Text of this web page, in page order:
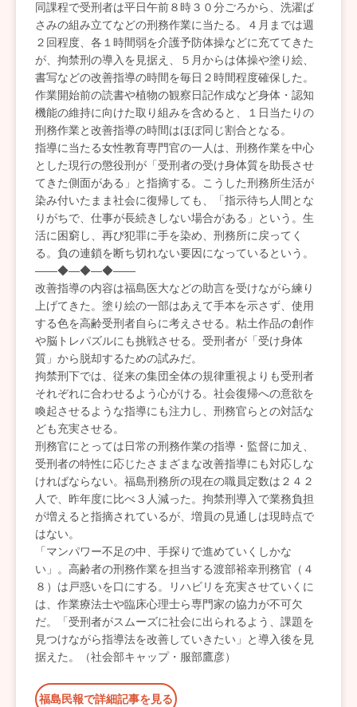
同課程で受刑者は平日午前８時３０分ごろから、洗濯ば
さみの組み立てなどの刑務作業に当たる。４月までは週
２回程度、各１時間弱を介護予防体操などに充ててきた
が、拘禁刑の導入を見据え、５月からは体操や塗り絵、
書写などの改善指導の時間を毎日２時間程度確保した。
作業開始前の読書や植物の観察日記作成など身体・認知
機能の維持に向けた取り組みを含めると、１日当たりの
刑務作業と改善指導の時間はほぼ同じ割合となる。
指導に当たる女性教育専門官の一人は、刑務作業を中心
とした現行の懲役刑が「受刑者の受け身体質を助長させ
てきた側面がある」と指摘する。こうした刑務所生活が
染み付いたまま社会に復帰しても、「指示待ち人間とな
りがちで、仕事が長続きしない場合がある」という。生
活に困窮し、再び犯罪に手を染め、刑務所に戻ってく
る。負の連鎖を断ち切れない要因になっているという。
――◆―◆―◆――
改善指導の内容は福島医大などの助言を受けながら練り
上げてきた。塗り絵の一部はあえて手本を示さず、使用
する色を高齢受刑者自らに考えさせる。粘土作品の創作
や脳トレパズルにも挑戦させる。受刑者が「受け身体
質」から脱却するための試みだ。
拘禁刑下では、従来の集団全体の規律重視よりも受刑者
それぞれに合わせるよう心がける。社会復帰への意欲を
喚起させるような指導にも注力し、刑務官らとの対話な
ども充実させる。
刑務官にとっては日常の刑務作業の指導・監督に加え、
受刑者の特性に応じたさまざまな改善指導にも対応しな
ければならない。福島刑務所の現在の職員定数は２４２
人で、昨年度に比べ３人減った。拘禁刑導入で業務負担
が増えると指摘されているが、増員の見通しは現時点で
はない。
「マンパワー不足の中、手探りで進めていくしかな
い」。高齢者の刑務作業を担当する渡部裕幸刑務官（４
８）は戸惑いを口にする。リハビリを充実させていくに
は、作業療法士や臨床心理士ら専門家の協力が不可欠
だ。「受刑者がスムーズに社会に出られるよう、課題を
見つけながら指導法を改善していきたい」と導入後を見
据えた。（社会部キャップ・服部鷹彦）
福島民報で詳細記事を見る